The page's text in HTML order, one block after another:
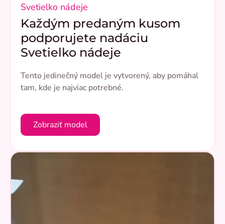
Svetielko nádeje
Každým predaným kusom
podporujete nadáciu
Svetielko nádeje
Tento jedinečný model je vytvorený, aby pomáhal
tam, kde je najviac potrebné.
Zobraziť model